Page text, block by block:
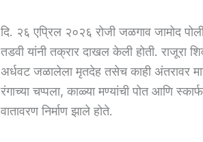
दि. २६ एप्रिल २०२६ रोजी जळगाव जामोद
तडवी यांनी तक्रार दाखल केली होती. राजूरा
अर्धवट जळालेला मृतदेह तसेच काही अंतरावर
रंगाच्या चप्पला, काळ्या मण्यांची पोत आणि
वातावरण निर्माण झाले होते.